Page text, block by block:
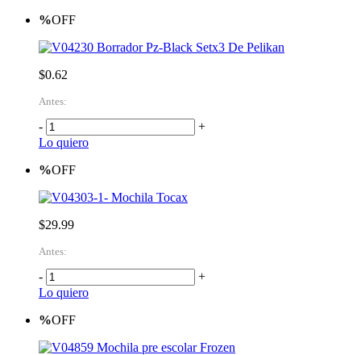
%OFF
Borrador Pz-Black Setx3 De Pelikan
$0.62
Antes:
-
+
Lo quiero
%OFF
Mochila Tocax
$29.99
Antes:
-
+
Lo quiero
%OFF
Mochila pre escolar Frozen